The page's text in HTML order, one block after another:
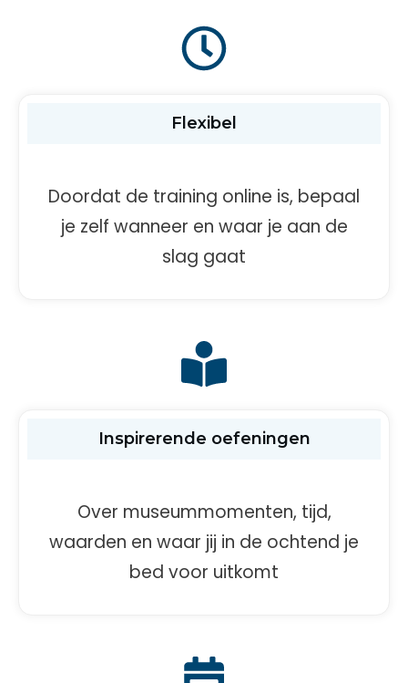
Flexibel
Doordat de training online is, bepaal
je zelf wanneer en waar je aan de
slag gaat
Inspirerende oefeningen
Over museummomenten, tijd,
waarden en waar jij in de ochtend je
bed voor uitkomt